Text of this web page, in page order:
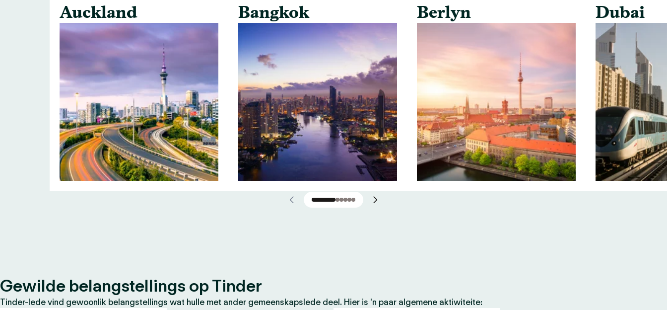
Auckland Bangkok Berlyn Dubai
Gewilde belangstellings op Tinder
Tinder-lede vind gewoonlik belangstellings wat hulle met ander gemeenskapslede deel. Hier is 'n paar algemene aktiwiteite: